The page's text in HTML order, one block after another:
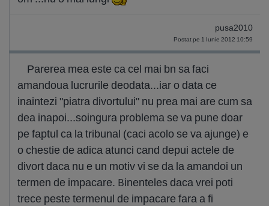
pusa2010
Postat pe 1 Iunie 2012 10:59
Parerea mea este ca cel mai bn sa faci
amandoua lucrurile deodata...iar o data ce
inaintezi "piatra divortului" nu prea mai are cum sa
dea inapoi...soingura problema se va pune doar
pe faptul ca la tribunal (caci acolo se va ajunge) e
o chestie de adica atunci cand depui actele de
divort daca nu e un motiv vi se da la amandoi un
termen de impacare. Binenteles daca vrei poti
trece peste termenul de impacare fara a fi